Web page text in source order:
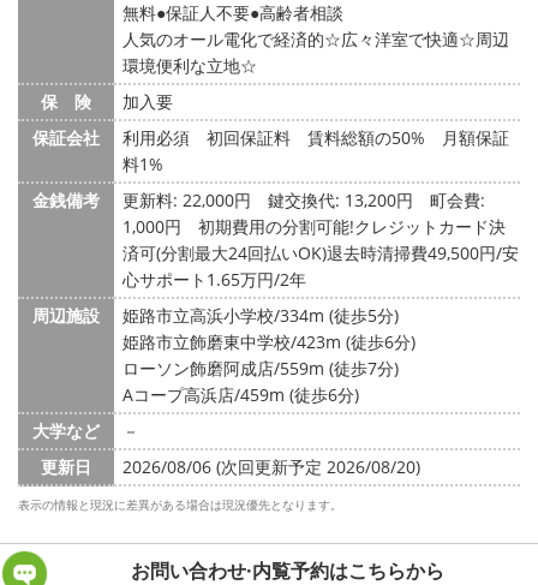
無料 保証人不要 高齢者相談
人気のオール電化で経済的☆広々洋室で快適☆周辺
環境便利な立地☆
保 険
加入要
保証会社
利用必須 初回保証料 賃料総額の50% 月額保証
料1%
金銭備考
更新料: 22,000円 鍵交換代: 13,200円
町会費:
1,000円
初期費用の分割可能!クレジットカード決
済可(分割最大24回払いOK)退去時清掃費49,500円/安
心サポート1.65万円/2年
周辺施設
姫路市立高浜小学校/334m (徒歩5分)
姫路市立飾磨東中学校/423m (徒歩6分)
ローソン飾磨阿成店/559m (徒歩7分)
Aコープ高浜店/459m (徒歩6分)
大学など
－
更新日
2026/08/06 (次回更新予定 2026/08/20)
表示の情報と現況に差異がある場合は現況優先となります。
お問い合わせ·内覧予約はこちらから